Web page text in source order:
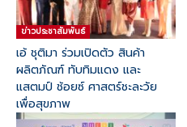
ข่าวประชาสัมพันธ์
เอ้ ชุติมา ร่วมเปิดตัว สินค้า
ผลิตภัณฑ์ ทับทิมแดง และ
แสตมป์ ช้อยซ์ ศาสตร์ชะละวัย
เพื่อสุขภาพ